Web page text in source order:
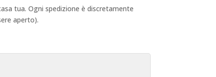
tua. Ogni spedizione è discretamente
aperto).